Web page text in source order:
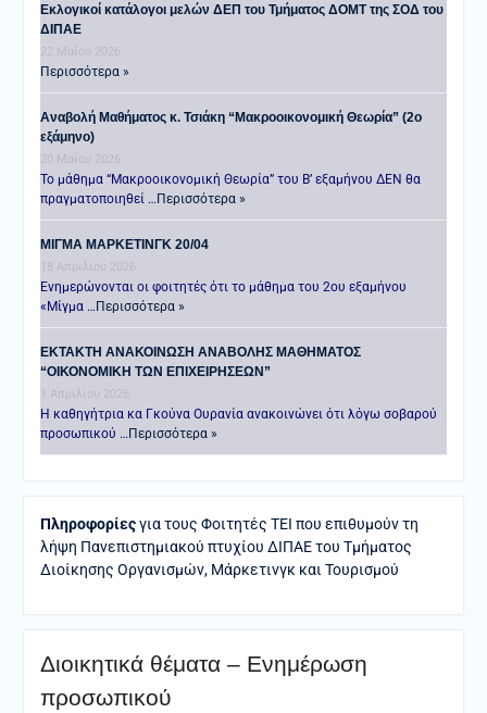
Εκλογικοί κατάλογοι μελών ΔΕΠ του Τμήματος ΔΟΜΤ της ΣΟΔ του
ΔΙΠΑΕ
22 Μαΐου 2026
Περισσότερα »
Αναβολή Μαθήματος κ. Τσιάκη “Μακροοικονομική Θεωρία” (2ο
εξάμηνο)
20 Μαΐου 2026
Το μάθημα “Μακροοικονομική Θεωρία” του Β’ εξαμήνου ΔΕΝ θα
πραγματοποιηθεί …Περισσότερα »
ΜΙΓΜΑ ΜΑΡΚΕΤΙΝΓΚ 20/04
18 Απριλίου 2026
Ενημερώνονται οι φοιτητές ότι το μάθημα του 2ου εξαμήνου
«Μίγμα …Περισσότερα »
ΕΚΤΑΚΤΗ ΑΝΑΚΟΙΝΩΣΗ ΑΝΑΒΟΛΗΣ ΜΑΘΗΜΑΤΟΣ
“ΟΙΚΟΝΟΜΙΚΗ ΤΩΝ ΕΠΙΧΕΙΡΗΣΕΩΝ”
1 Απριλίου 2026
Η καθηγήτρια κα Γκούνα Ουρανία ανακοινώνει ότι λόγω σοβαρού
προσωπικού …Περισσότερα »
Πληροφορίεςγια τους Φοιτητές ΤΕΙ που επιθυμούν τη
λήψη Πανεπιστημιακού πτυχίου ΔΙΠΑΕ του Τμήματος
Διοίκησης Οργανισμών, Μάρκετινγκ και Τουρισμού
Διοικητικά θέματα – Ενημέρωση
προσωπικού